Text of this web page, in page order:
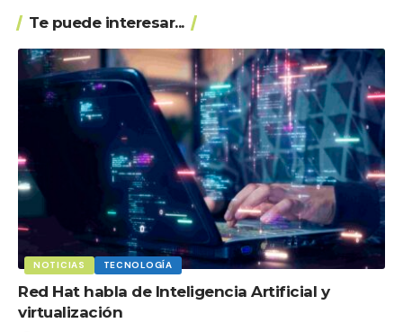
Te puede interesar...
NOTICIAS TECNOLOGÍA
Red Hat habla de Inteligencia Artificial y
virtualización